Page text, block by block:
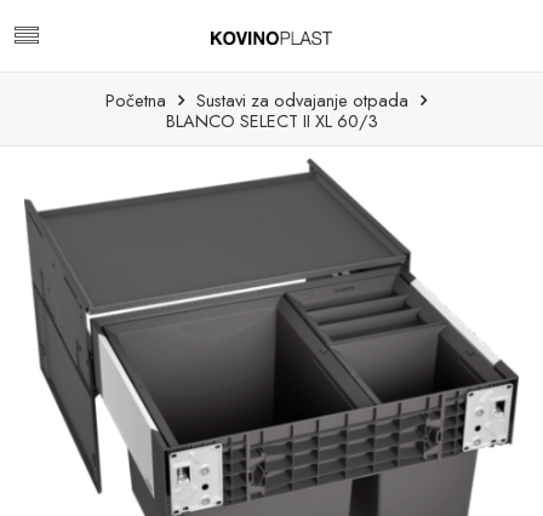
Početna
Sustavi za odvajanje otpada
BLANCO SELECT II XL 60/3